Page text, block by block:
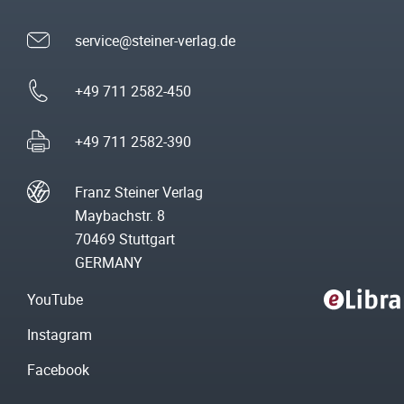
service@steiner-verlag.de
+49 711 2582-450
+49 711 2582-390
Franz Steiner Verlag
Maybachstr. 8
70469 Stuttgart
GERMANY
YouTube
Instagram
Facebook